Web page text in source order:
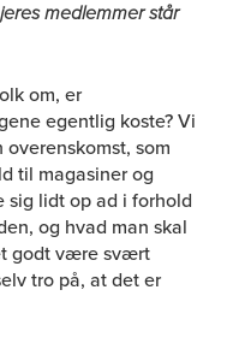
medlemmer står
om, er
egentlig koste? Vi
som
til magasiner og
lidt op ad i forhold
og hvad man skal
godt være svært
tro på, at det er